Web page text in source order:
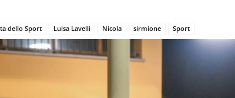
dello Sport Luisa Lavelli Nicola sirmione Sport